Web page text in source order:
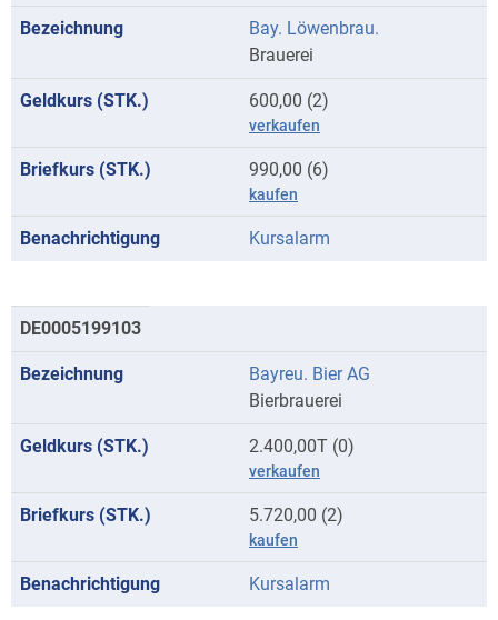
Bay. Löwenbrau.
Brauerei
600,00 (2)
verkaufen
990,00 (6)
kaufen
Kursalarm
DE0005199103
Bayreu. Bier AG
Bierbrauerei
2.400,00T (0)
verkaufen
5.720,00 (2)
kaufen
Kursalarm